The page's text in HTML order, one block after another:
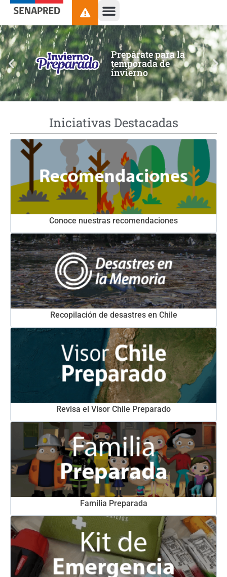
contenido
Prepárate para la
temporada de
invierno
Iniciativas Destacadas
Conoce nuestras recomendaciones
Recopilación de desastres en Chile
Revisa el Visor Chile Preparado
Familia Preparada